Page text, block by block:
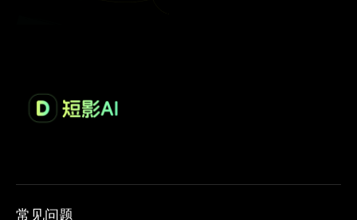
常见问题